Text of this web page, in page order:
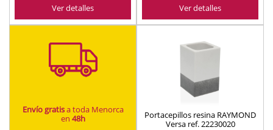
Ver detalles Ver detalles
Envío gratisa toda Menorca
en 48h
Portacepillos resina RAYMOND
Versa ref. 22230020